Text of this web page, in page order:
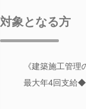
対象となる方
《建築施工管
最大年4回支給